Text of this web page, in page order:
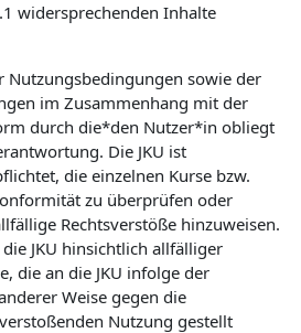
widersprechenden Inhalte
Nutzungsbedingungen sowie der
im Zusammenhang mit der
durch die*den Nutzer*in obliegt
Die JKU ist
die einzelnen Kurse bzw.
zu überprüfen oder
Rechtsverstöße hinzuweisen.
JKU hinsichtlich allfälliger
die an die JKU infolge der
Weise gegen die
Nutzung gestellt